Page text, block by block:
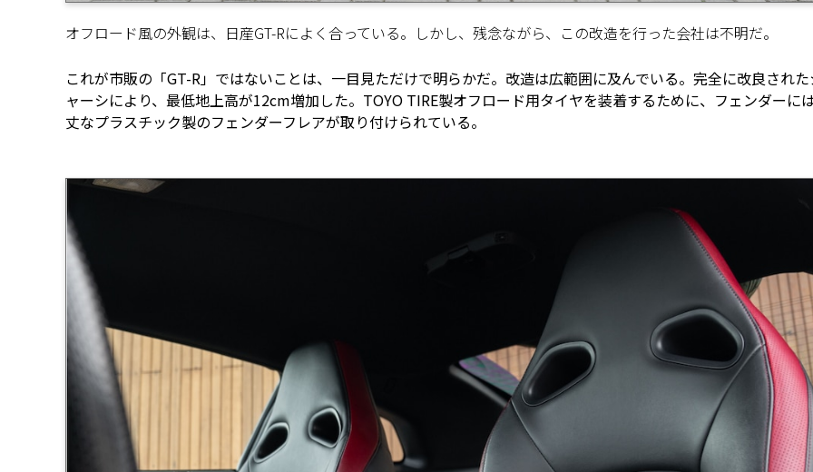
オフロード風の外観は、日産GT-Rによく合っている。しかし、残念ながら、この改造を行った会社は不明だ。
これが市販の「GT-R」ではないことは、一目見ただけで明らかだ。改造は広範囲に及んでいる。完全に改良され
ャーシにより、最低地上高が12cm増加した。TOYO TIRE製オフロード用タイヤを装着するために、フェンダーに
丈なプラスチック製のフェンダーフレアが取り付けられている。